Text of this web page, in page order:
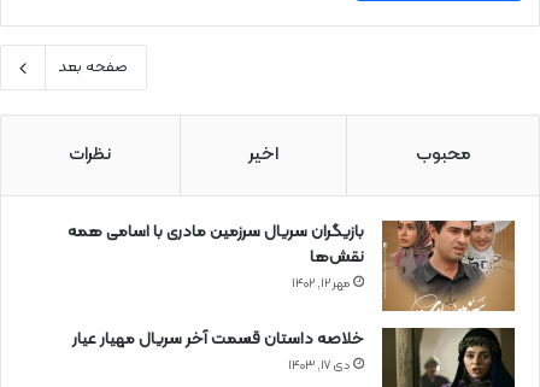
صفحه بعد
محبوب اخیر نظرات
بازیگران سریال سرزمین مادری با اسامی همه
نقش‌ها
مهر ۱۲, ۱۴۰۲
خلاصه داستان قسمت آخر سریال مهیار عیار
دی ۱۷, ۱۴۰۳